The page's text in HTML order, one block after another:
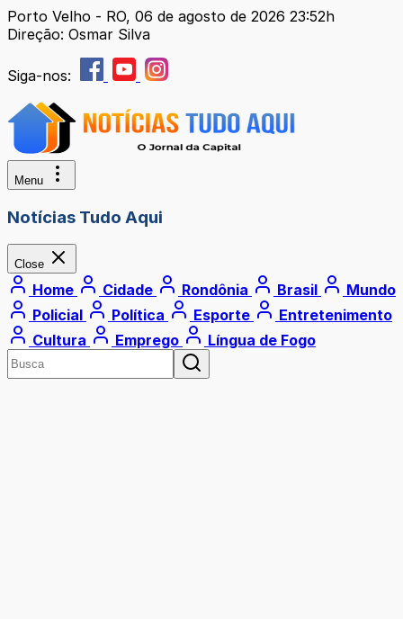
Porto Velho - RO, 06 de agosto de 2026 23:52h
Direção: Osmar Silva
Siga-nos:
Menu
Notícias Tudo Aqui
Close
Home Cidade Rondônia Brasil
Mundo
Policial
Política Esporte
Entretenimento
Cultura
Emprego Língua de Fogo